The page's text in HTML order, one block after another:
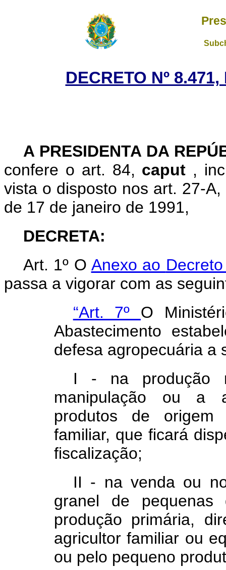
DECRETO Nº
A PRESIDENTA DA
confere o art. 84, caput ,
vista o disposto nos art. 27-
de 17 de janeiro de 1991,
DECRETA:
Art. 1º O Anexo ao
passa a vigorar com as
“Art. 7º O
Abastecimento
defesa agropecuária a
I - na produção
manipulação ou a
produtos de origem
familiar, que ficará
fiscalização;
II - na venda ou
granel de pequenas
produção primária,
agricultor familiar ou
ou pelo pequeno